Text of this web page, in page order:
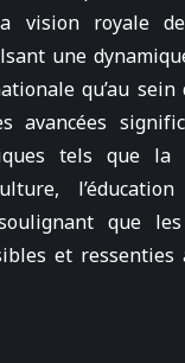
royale de
une
qu’au
tels que la
que
et